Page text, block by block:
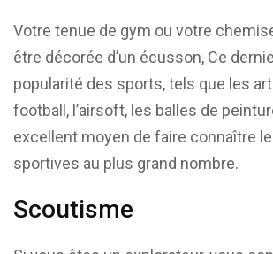
Votre tenue de gym ou votre
être décorée d’un écusson, Ce
popularité des sports, tels que les
football, l’airsoft, les balles de
excellent moyen de faire connaître
sportives au plus grand nombre.
Scoutisme